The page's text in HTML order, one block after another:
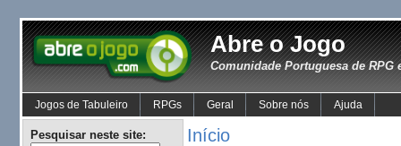
Abre o Jogo
Comunidade Portuguesa de RPG
Jogos de Tabuleiro RPGs Geral Sobre nós Ajuda
Pesquisar neste site: Início